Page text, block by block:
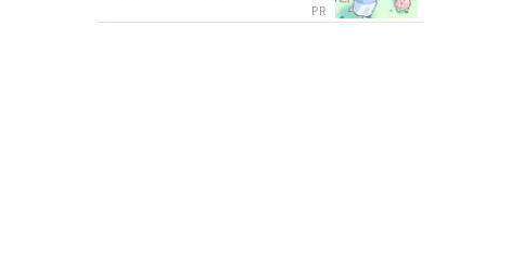
PR